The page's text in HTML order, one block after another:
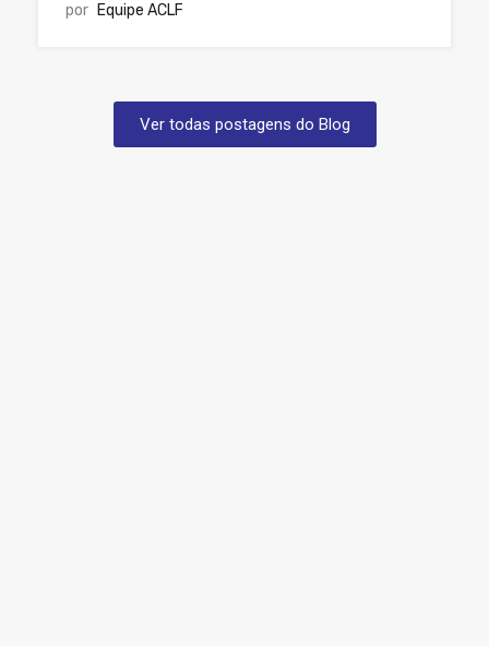
por Equipe ACLF
Ver todas postagens do Blog